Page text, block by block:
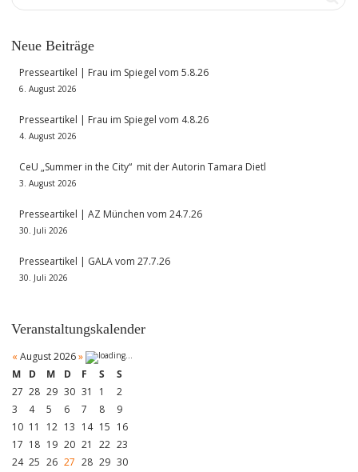
Neue Beiträge
Presseartikel | Frau im Spiegel vom 5.8.26
6. August 2026
Presseartikel | Frau im Spiegel vom 4.8.26
4. August 2026
CeU „Summer in the City“ mit der Autorin Tamara Dietl
3. August 2026
Presseartikel | AZ München vom 24.7.26
30. Juli 2026
Presseartikel | GALA vom 27.7.26
30. Juli 2026
Veranstaltungskalender
« August 2026»
M
D M D F S
S
27 28 29 30 31 1
2
3
4 5 6 7 8
9
10 11 12 13 14 15 16
17 18 19 20 21 22 23
24 25 26 27 28 29 30